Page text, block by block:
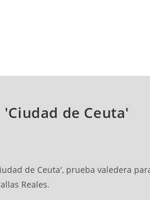
de Ceuta'
de Ceuta', prueba valedera
Reales.